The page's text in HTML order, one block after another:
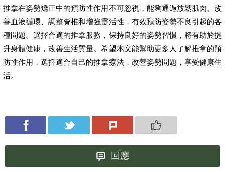
推拿在姿勢矯正中的預防性作用不可忽視，能夠通過放鬆肌肉、改
善血液循環、調整脊椎和增強靈活性，有效預防姿勢不良引起的各
種問題。選擇合適的推拿服務，保持良好的姿勢習慣，將有助於提
升身體健康，改善生活質量。希望本文能幫助更多人了解推拿的預
防性作用，選擇適合自己的推拿療法，改善姿勢問題，享受健康生
活。
回應